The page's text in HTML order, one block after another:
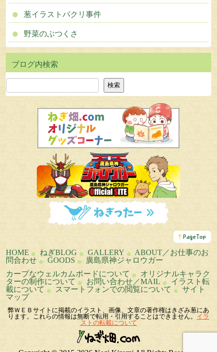
葱イラストパクリ事件
野菜のぶつくさ
検索 検索
こ
の
ペ
ー
ジ
の
ト
ッ
プ
へ
HOME ねぎBLOG GALLERY
ABOUT／お仕事のお
問合わせ
GOODS
廣島県神ジャロウガー
カープなウェルカムボードについて
オリジナルキャラク
ターの制作について
お問い合わせ／MAIL
イラスト転
載について
スマートフォンでの閲覧について
サイト
マップ
弊ＷＥＢサイトに掲載のイラスト、画像、文章の著作権はきざみ葱にあ
ります。これらの情報は無断で転用・引用することはできません。イラ
ストの転載について